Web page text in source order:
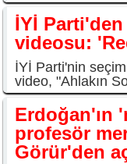
İYİ Parti'den
videosu:
İYİ Parti'nin seçim
video, "Ahlakın
Erdoğan'ın
profesör
Görür'den